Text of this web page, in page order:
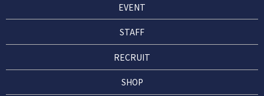
EVENT
STAFF
RECRUIT
SHOP